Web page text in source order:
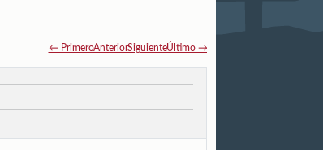
← PrimeroAnteriorSiguienteÚltimo →